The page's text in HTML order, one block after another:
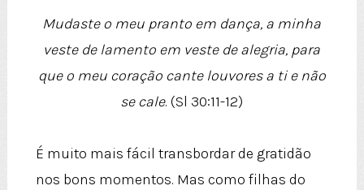
Mudaste o meu pranto em dança, a minha
veste de lamento em veste de alegria, para
que o meu coração cante louvores a ti e não
se cale. (Sl 30:11-12)
É muito mais fácil transbordar de gratidão
nos bons momentos. Mas como filhas do